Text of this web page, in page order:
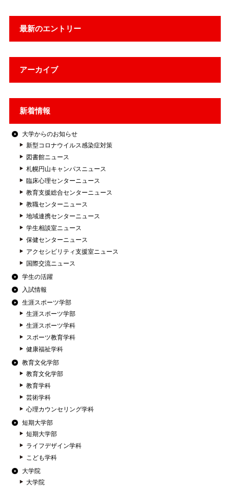
最新のエントリー
アーカイブ
新着情報
大学からのお知らせ
新型コロナウイルス感染症対策
図書館ニュース
札幌円山キャンパスニュース
臨床心理センターニュース
教育支援総合センターニュース
教職センターニュース
地域連携センターニュース
学生相談室ニュース
保健センターニュース
アクセシビリティ支援室ニュース
国際交流ニュース
学生の活躍
入試情報
生涯スポーツ学部
生涯スポーツ学部
生涯スポーツ学科
スポーツ教育学科
健康福祉学科
教育文化学部
教育文化学部
教育学科
芸術学科
心理カウンセリング学科
短期大学部
短期大学部
ライフデザイン学科
こども学科
大学院
大学院